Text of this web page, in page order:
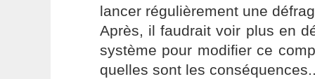
lancer régulièrement une
Après, il faudrait voir plus en
système pour modifier ce
quelles sont les